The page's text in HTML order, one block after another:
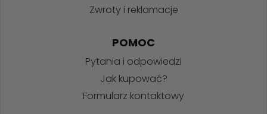
Zwroty i reklamacje
POMOC
Pytania i odpowiedzi
Jak kupować?
Formularz kontaktowy